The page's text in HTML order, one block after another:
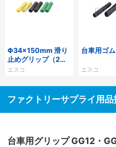
Φ34×150mm 滑り
止めグリップ（2
本）
エスコ
台車用ゴ
エスコ
ファクトリーサプライ用品
台車用グリップ GG12・